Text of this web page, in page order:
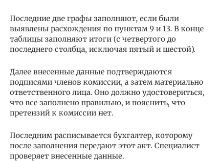
Последние две графы заполняют, если были
выявлены расхождения по пунктам 9 и 13. В конце
таблицы заполняют итоги (с четвертого до
последнего столбца, исключая пятый и шестой).
Далее внесенные данные подтверждаются
подписями членов комиссии, а затем материально
ответственного лица. Оно должно удостовериться,
что все заполнено правильно, и пояснить, что
претензий к комиссии нет.
Последним расписывается бухгалтер, которому
после заполнения передают этот акт. Специалист
проверяет внесенные данные.